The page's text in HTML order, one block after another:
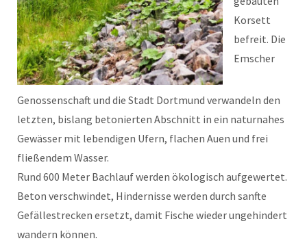
Korsett
befreit. Die
Emscher
Genossenschaft und die Stadt Dortmund verwandeln den
letzten, bislang betonierten Abschnitt in ein naturnahes
Gewässer mit lebendigen Ufern, flachen Auen und frei
fließendem Wasser.
Rund 600 Meter Bachlauf werden ökologisch aufgewertet.
Beton verschwindet, Hindernisse werden durch sanfte
Gefällestrecken ersetzt, damit Fische wieder ungehindert
wandern können.